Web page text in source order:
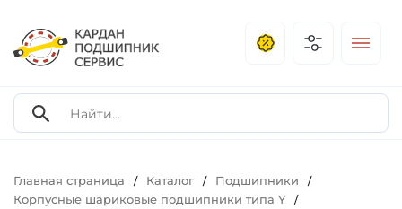
Главная страница / Каталог / Подшипники /
Корпусные шариковые подшипники типа Y /